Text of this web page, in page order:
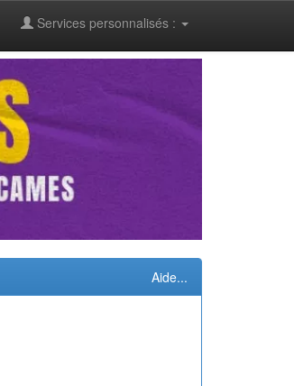
Services personnalisés :
Aide...